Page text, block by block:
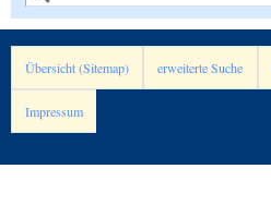
Übersicht (Sitemap) erweiterte Suche
Impressum